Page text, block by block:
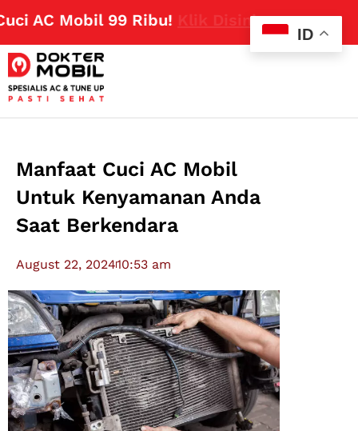
Mobil 99 Ribu!Klik Disini
Manfaat Cuci AC Mobil
Untuk Kenyamanan Anda
Saat Berkendara
August 22, 202410:53 am
ID